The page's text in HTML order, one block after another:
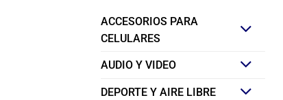
ACCESORIOS PARA
CELULARES
AUDIO Y VIDEO
DEPORTE Y AIRE LIBRE